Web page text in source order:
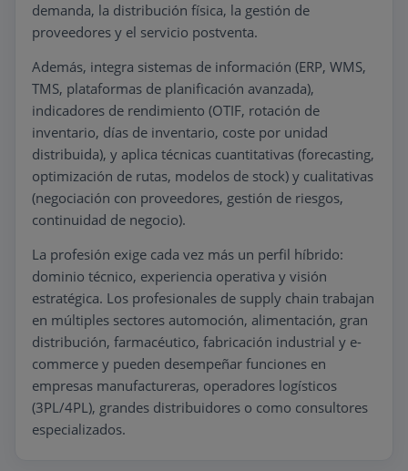
demanda, la distribución física, la gestión de
proveedores y el servicio postventa.
Además, integra sistemas de información (ERP, WMS,
TMS, plataformas de planificación avanzada),
indicadores de rendimiento (OTIF, rotación de
inventario, días de inventario, coste por unidad
distribuida), y aplica técnicas cuantitativas (forecasting,
optimización de rutas, modelos de stock) y cualitativas
(negociación con proveedores, gestión de riesgos,
continuidad de negocio).
La profesión exige cada vez más un perfil híbrido:
dominio técnico, experiencia operativa y visión
estratégica. Los profesionales de supply chain trabajan
en múltiples sectores automoción, alimentación, gran
distribución, farmacéutico, fabricación industrial y e-
commerce y pueden desempeñar funciones en
empresas manufactureras, operadores logísticos
(3PL/4PL), grandes distribuidores o como consultores
especializados.